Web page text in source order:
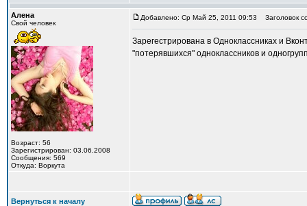
Алена
Свой человек
Возраст: 56
Зарегистрирован: 03.06.2008
Сообщения: 569
Откуда: Воркута
Добавлено: Ср Май 25, 2011 09:53 Заголовок
Зарегестрирована в Одноклассниках и
"потерявшихся" одноклассников и
Вернуться к началу